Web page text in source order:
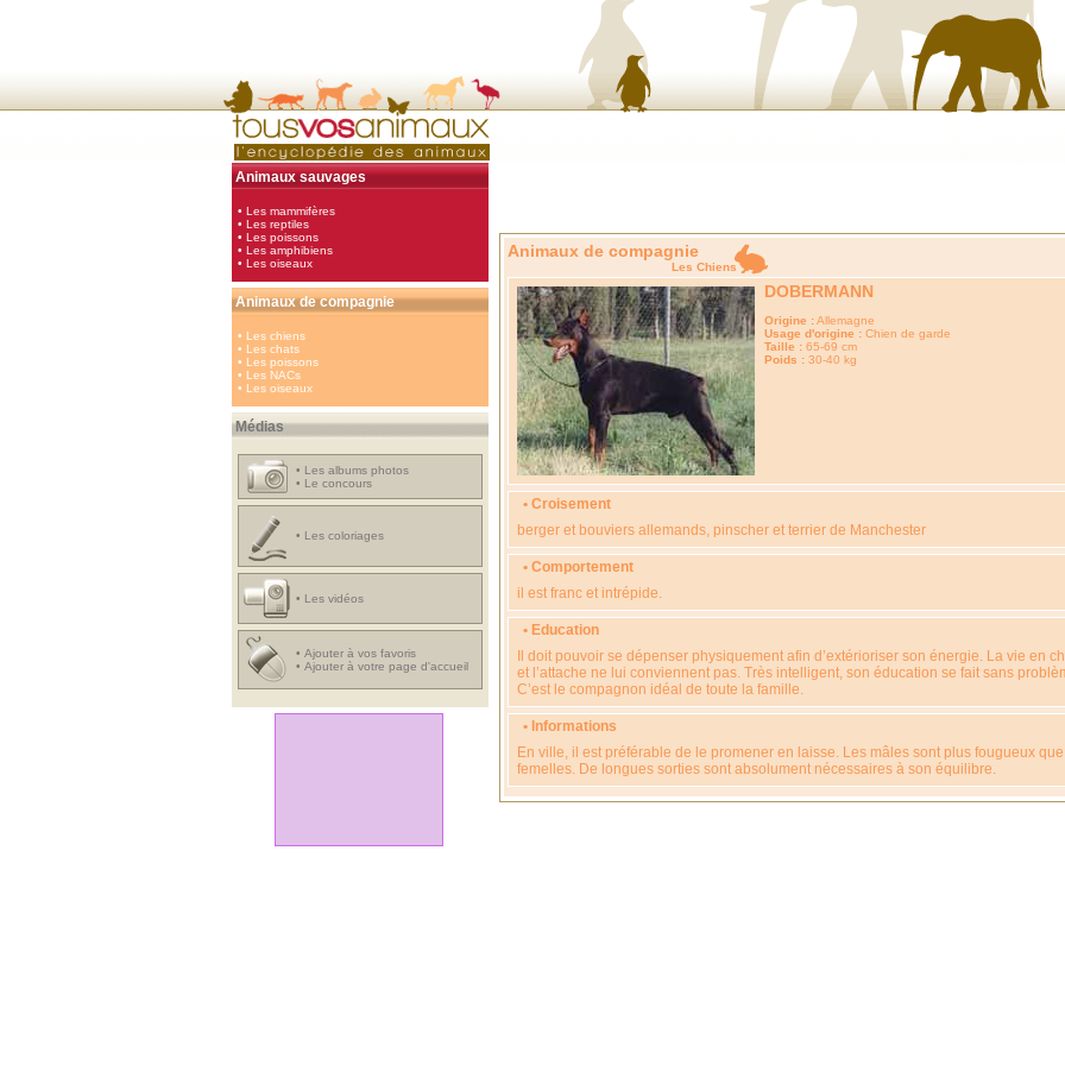
Animaux sauvages
• Les mammifères
• Les reptiles
• Les poissons
• Les amphibiens
• Les oiseaux
Animaux de compagnie
• Les chiens
• Les chats
• Les poissons
• Les NACs
• Les oiseaux
Médias
• Les albums photos
• Le concours
• Les coloriages
• Les vidéos
• Ajouter à vos favoris
• Ajouter à votre page d'accueil
Animaux de compagnie
Les Chiens
DOBERMANN
Origine :Allemagne
Usage d'origine : Chien de garde
Taille : 65-69 cm
Poids : 30-40 kg
• Croisement
berger et bouviers allemands, pinscher et terrier de Manchester
• Comportement
il est franc et intrépide.
• Education
Il doit pouvoir se dépenser physiquement afin d’extérioriser son énergie. La vie en
et l’attache ne lui conviennent pas. Très intelligent, son éducation se fait sans
C’est le compagnon idéal de toute la famille.
• Informations
En ville, il est préférable de le promener en laisse. Les mâles sont plus fougueux
femelles. De longues sorties sont absolument nécessaires à son équilibre.